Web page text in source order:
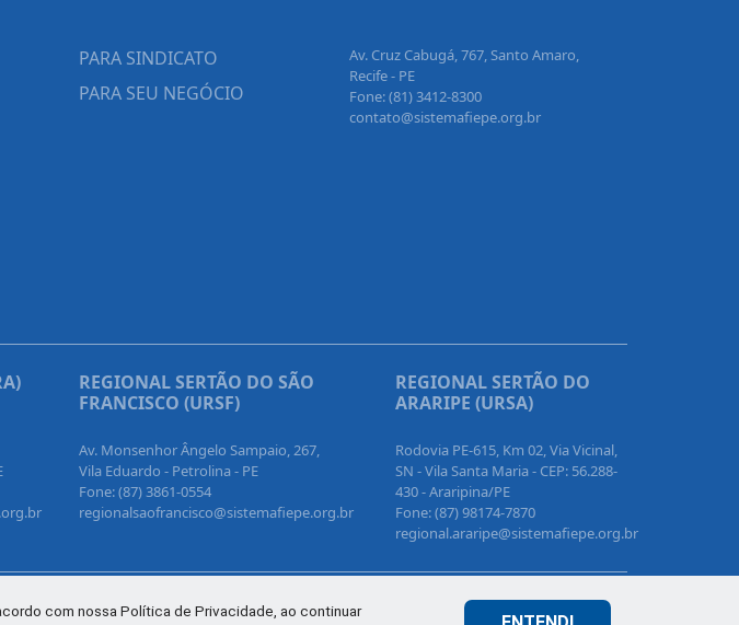
PARA SINDICATO
PARA SEU NEGÓCIO
Av. Cruz Cabugá, 767, Santo Amaro,
Recife - PE
Fone: (81) 3412-8300
contato@sistemafiepe.org.br
REGIONAL SERTÃO DO SÃO
FRANCISCO (URSF)
Av. Monsenhor Ângelo Sampaio, 267,
Vila Eduardo - Petrolina - PE
Fone: (87) 3861-0554
regionalsaofrancisco@sistemafiepe.org.br
REGIONAL SERTÃO DO
ARARIPE (URSA)
Rodovia PE-615, Km 02, Via Vicinal,
SN - Vila Santa Maria - CEP: 56.288-
430 - Araripina/PE
Fone: (87) 98174-7870
regional.araripe@sistemafiepe.org.br
com nossa Política de Privacidade, ao continuar